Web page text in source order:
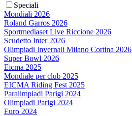
Speciali
Mondiali 2026
Roland Garros 2026
Sportmediaset Live Riccione 2026
Scudetto Inter 2026
Olimpiadi Invernali Milano Cortina 2026
Super Bowl 2026
Eicma 2025
Mondiale per club 2025
EICMA Riding Fest 2025
Paralimpiadi Parigi 2024
Olimpiadi Parigi 2024
Euro 2024